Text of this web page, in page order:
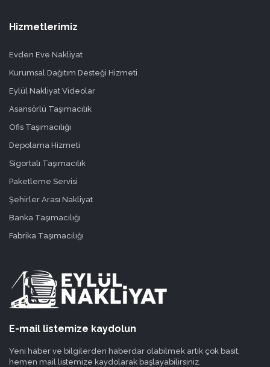
Hizmetlerimiz
Evden Eve Nakliyat
Kurumsal Dağıtım Desteği Hizmeti
Eylül Nakliyat Videolar
Asansörlü Taşımacılık
Ofis Taşımacılığı
Depolama Hizmeti
Sigortalı Taşımacılık
Paketleme Servisi
Şehirler Arası Nakliyat
Banka Taşımacılığı
Fabrika Taşımacılığı
E-mail listemize kaydolun
Yeni haber ve bilgilerden haberdar olabilmek artık çok basit,
hemen mail listemize kaydolarak başlayabilirsiniz.